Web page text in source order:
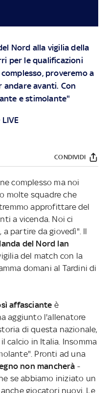
Nord alla vigilia della
per le qualificazioni
proveremo a
avanti. Con
e stimolante"
LIVE
CONDIVIDI
complesso ma noi
molte squadre che
approfittare del
a vicenda. Noi ci
partire da giovedì". Il
del Nord Ian
del match con la
domani al Tardini di
affasciante è
aggiunto l'allenatore
di questa nazionale,
calcio in Italia. Insomma
Pronti ad una
non mancherà -
se abbiamo iniziato un
giocatori nuovi. Le